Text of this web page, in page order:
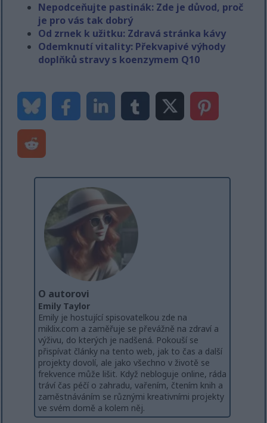
Nepodceňujte pastinák: Zde je důvod, proč
je pro vás tak dobrý
Od zrnek k užitku: Zdravá stránka kávy
Odemknutí vitality: Překvapivé výhody
doplňků stravy s koenzymem Q10
O autorovi
Emily Taylor
Emily je hostující spisovatelkou zde na
miklix.com a zaměřuje se převážně na zdraví a
výživu, do kterých je nadšená. Pokouší se
přispívat články na tento web, jak to čas a další
projekty dovolí, ale jako všechno v životě se
frekvence může lišit. Když nebloguje online, ráda
tráví čas péčí o zahradu, vařením, čtením knih a
zaměstnáváním se různými kreativními projekty
ve svém domě a kolem něj.